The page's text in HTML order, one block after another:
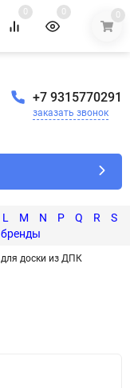
0 0 0
+7 9315770291
заказать звонок
L M N P Q R
S
доски из ДПК